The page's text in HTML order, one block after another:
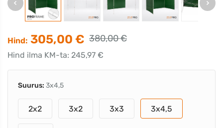
Hind: 305,00 € 380,00 €
Hind ilma KM-ta: 245,97 €
Suurus: 3x4,5
2x2 3x2 3x3 3x4,5